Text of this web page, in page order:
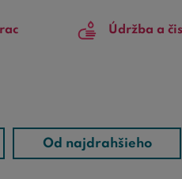
Údržba a
Od najdrahšieho